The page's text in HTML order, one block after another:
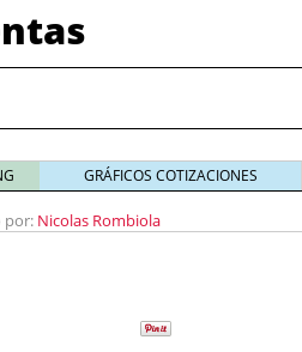
las Tarjetas de Crédito en Colombia
GRÁFICOS COTIZACIONES
por: Nicolas Rombiola